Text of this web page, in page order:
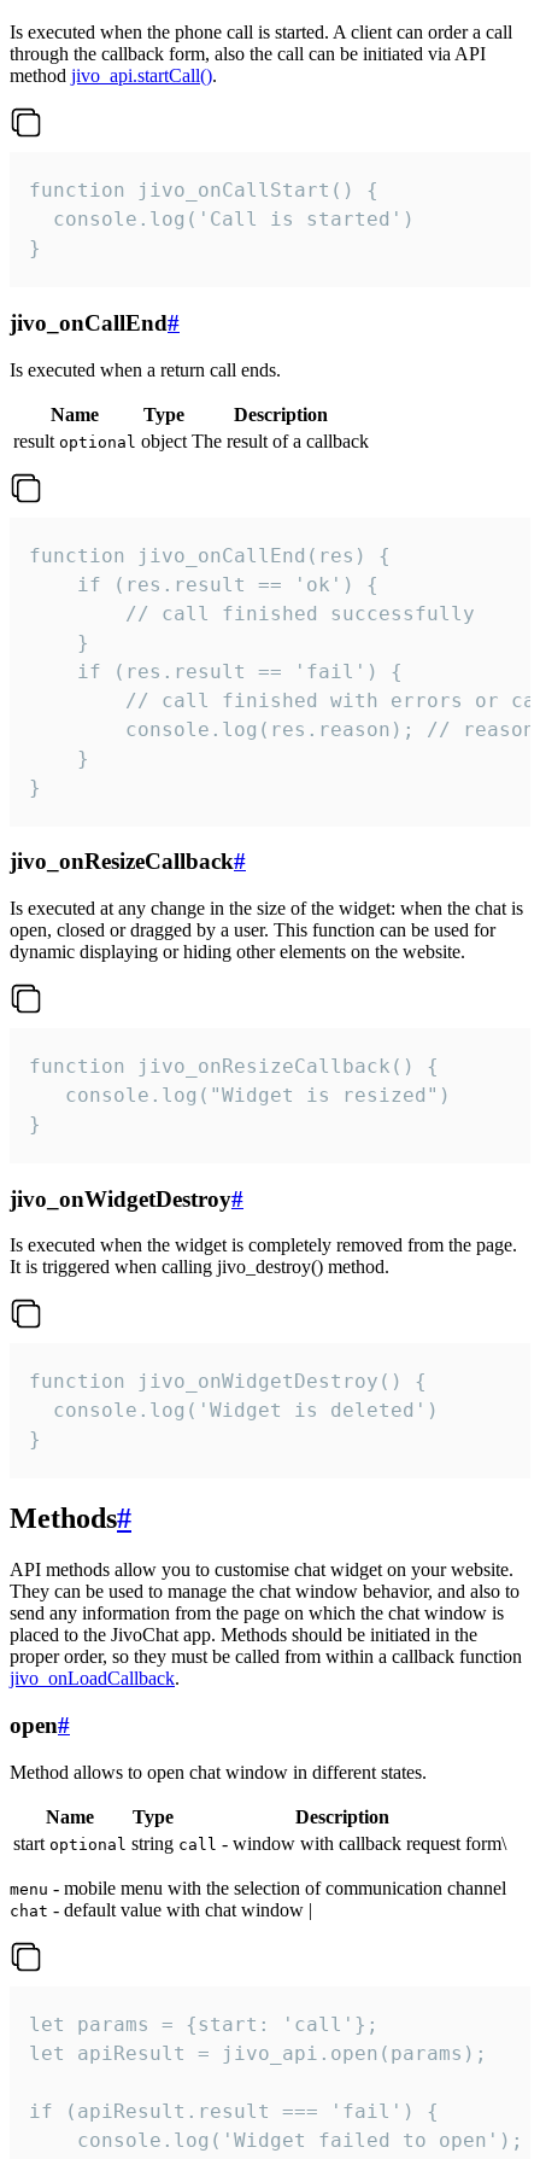
Is executed when the phone call is started. A client can order a call
through the callback form, also the call can be initiated via API
method jivo_api.startCall().
function jivo_onCallStart() {
  console.log('Call is started')
}
jivo_onCallEnd#
Is executed when a return call ends.
Name Type
Description
result optional object The result of a callback
function jivo_onCallEnd(res) {
    if (res.result == 'ok') {
        // call finished successfully
    }
    if (res.result == 'fail') {
// call finished with errors or
console.log(res.reason); //
    }
}
jivo_onResizeCallback#
Is executed at any change in the size of the widget: when the chat is
open, closed or dragged by a user. This function can be used for
dynamic displaying or hiding other elements on the website.
function jivo_onResizeCallback() {
   console.log("Widget is resized")
}
jivo_onWidgetDestroy#
Is executed when the widget is completely removed from the page.
It is triggered when calling jivo_destroy() method.
function jivo_onWidgetDestroy() {
  console.log('Widget is deleted')
}
Methods#
API methods allow you to customise chat widget on your website.
They can be used to manage the chat window behavior, and also to
send any information from the page on which the chat window is
placed to the JivoChat app. Methods should be initiated in the
proper order, so they must be called from within a callback function
jivo_onLoadCallback.
open#
Method allows to open chat window in different states.
Name Type
Description
start optional string call - window with callback request form\
menu - mobile menu with the selection of communication channel
chat - default value with chat window |
let params = {start: 'call'};
let apiResult = jivo_api.open(params);
if (apiResult.result === 'fail') {
    console.log('Widget failed to open');